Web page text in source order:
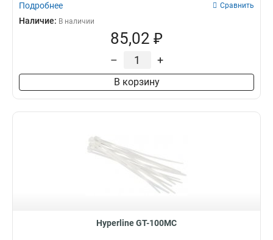
Подробнее Сравнить
Наличие: В наличии
85,02 ₽
– +
В корзину
Hyperline GT-100MC